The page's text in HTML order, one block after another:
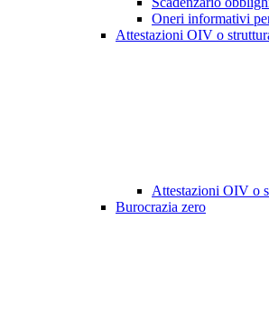
Oneri informativi
Attestazioni OIV o
Attestazioni OIV o
Burocrazia zero